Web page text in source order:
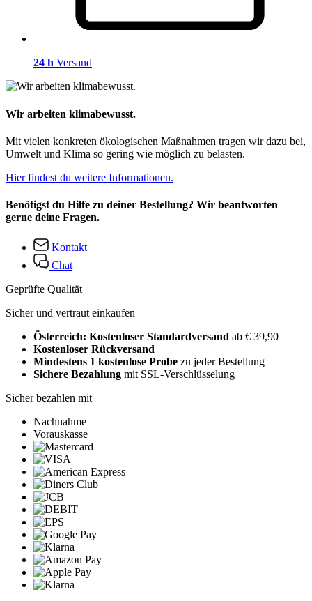
24 h Versand
Wir arbeiten klimabewusst.
Mit vielen konkreten ökologischen Maßnahmen tragen wir dazu bei,
Umwelt und Klima so gering wie möglich zu belasten.
Hier findest du weitere Informationen.
Benötigst du Hilfe zu deiner Bestellung? Wir beantworten
gerne deine Fragen.
Kontakt
Chat
Geprüfte Qualität
Sicher und vertraut einkaufen
Österreich: Kostenloser Standardversand ab € 39,90
Kostenloser Rückversand
Mindestens 1 kostenlose Probe zu jeder Bestellung
Sichere Bezahlung mit SSL-Verschlüsselung
Sicher bezahlen mit
Nachnahme
Vorauskasse